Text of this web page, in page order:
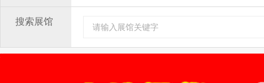
搜索展馆